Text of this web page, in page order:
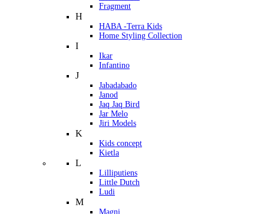
Fragment
H
HABA -Terra Kids
Home Styling Collection
I
Ikar
Infantino
J
Jabadabado
Janod
Jaq Jaq Bird
Jar Melo
Jiri Models
K
Kids concept
Kietla
L
Lilliputiens
Little Dutch
Ludi
M
Magni